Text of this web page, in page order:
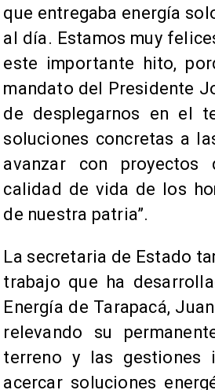
que entregaba energía
al día. Estamos muy
este importante hito,
mandato del Presidente
de desplegarnos en el
soluciones concretas a
avanzar con proyectos
calidad de vida de los
de nuestra patria”.
La secretaria de Estado
trabajo que ha
Energía de Tarapacá,
relevando su
terreno y las gestiones
acercar soluciones